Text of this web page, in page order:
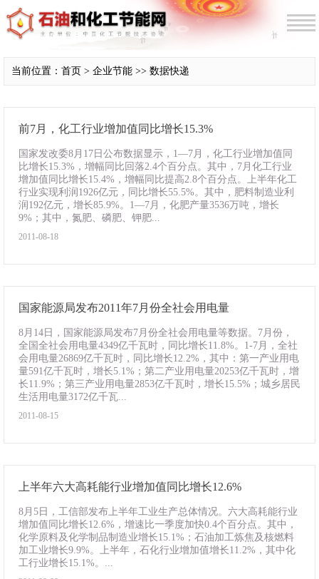
当前位置：首页 > 企业节能 >> 数据快递
前7月，化工行业增加值同比增长15.3%
国家发改委8月17日公布数据显示，1—7月，化工行业增加值同
比增长15.3%，增幅同比回落2.4个百分点。其中，7月化工行业
增加值同比增长15.4%，增幅同比提高2.8个百分点。上半年化工
行业实现利润1926亿元，同比增长55.5%。其中，肥料制造业利
润192亿元，增长85.9%。1—7月，化肥产量3536万吨，增长
9%；其中，氮肥、磷肥、钾肥...
2011-08-18
国家能源局发布2011年7月份全社会用电量
8月14日，国家能源局发布7月份全社会用电量等数据。7月份，
全国全社会用电量4349亿千瓦时，同比增长11.8%。1-7月，全社
会用电量26869亿千瓦时，同比增长12.2%，其中：第一产业用电
量591亿千瓦时，增长5.1%；第二产业用电量20253亿千瓦时，增
长11.9%；第三产业用电量2853亿千瓦时，增长15.5%；城乡居民
生活用电量3172亿千瓦...
2011-08-15
上半年六大高耗能行业增加值同比增长12.6%
8月5日，工信部发布上半年工业生产总体情况。六大高耗能行业
增加值同比增长12.6%，增速比一季度加快0.4个百分点。其中，
化学原料及化学制品制造业增长15.1%；石油加工炼焦及核燃料
加工业增长9.9%。上半年，石化行业增加值增长11.2%，其中化
工行业增长15.1%。...